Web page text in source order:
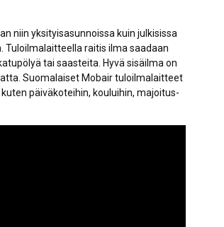
niin yksityisasunnoissa kuin julkisissa
Tuloilmalaitteella raitis ilma saadaan
tai saasteita. Hyvä sisäilma on
Suomalaiset Mobair tuloilmalaitteet
päiväkoteihin, kouluihin, majoitus-